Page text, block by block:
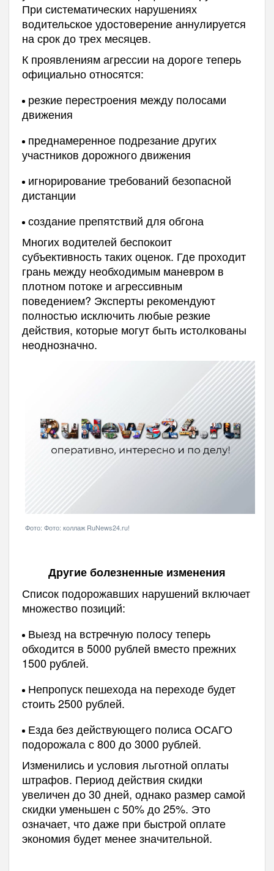
При систематических нарушениях
водительское удостоверение аннулируется
на срок до трех месяцев.
К проявлениям агрессии на дороге теперь
официально относятся:
резкие перестроения между полосами
движения
преднамеренное подрезание других
участников дорожного движения
игнорирование требований безопасной
дистанции
создание препятствий для обгона
Многих водителей беспокоит
субъективность таких оценок. Где проходит
грань между необходимым маневром в
плотном потоке и агрессивным
поведением? Эксперты рекомендуют
полностью исключить любые резкие
действия, которые могут быть истолкованы
неоднозначно.
Фото: Фото: коллаж RuNews24.ru!
Другие болезненные изменения
Список подорожавших нарушений включает
множество позиций:
Выезд на встречную полосу теперь
обходится в 5000 рублей вместо прежних
1500 рублей.
Непропуск пешехода на переходе будет
стоить 2500 рублей.
Езда без действующего полиса ОСАГО
подорожала с 800 до 3000 рублей.
Изменились и условия льготной оплаты
штрафов. Период действия скидки
увеличен до 30 дней, однако размер самой
скидки уменьшен с 50% до 25%. Это
означает, что даже при быстрой оплате
экономия будет менее значительной.